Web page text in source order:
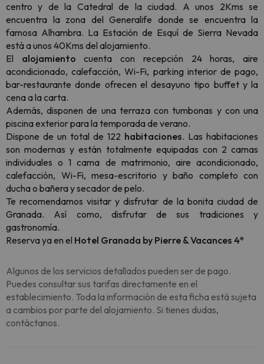
centro y de la Catedral de la ciudad. A unos 2Kms se
encuentra la zona del Generalife donde se encuentra la
famosa Alhambra. La Estación de Esquí de Sierra Nevada
está a unos 40Kms del alojamiento.
El alojamientocuenta con recepción 24 horas, aire
acondicionado, calefacción, Wi-Fi, parking interior de pago,
bar-restaurante donde ofrecen el desayuno tipo buffet y la
cena a la carta.
Además, disponen de una terraza con tumbonas y con una
piscina exterior para la temporada de verano.
Dispone de un total de 122 habitaciones. Las habitaciones
son modernas y están totalmente equipadas con 2 camas
individuales o 1 cama de matrimonio, aire acondicionado,
calefacción, Wi-Fi, mesa-escritorio y baño completo con
ducha o bañera y secador de pelo.
Te recomendamos visitar y disfrutar de la bonita ciudad de
Granada. Así como, disfrutar de sus tradiciones y
gastronomía.
Reserva ya en el Hotel Granada by Pierre & Vacances 4*
Algunos de los servicios detallados pueden ser de pago.
Puedes consultar sus tarifas directamente en el
establecimiento. Toda la información de esta ficha está sujeta
a cambios por parte del alojamiento. Si tienes dudas,
contáctanos.